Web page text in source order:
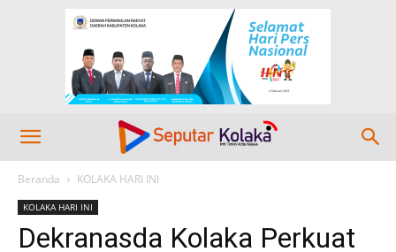
Beranda KOLAKA HARI INI
KOLAKA HARI INI
Dekranasda Kolaka Perkuat